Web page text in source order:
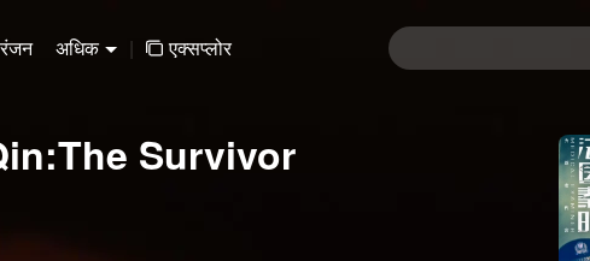
अधिक | एक्सप्लोर
Survivor